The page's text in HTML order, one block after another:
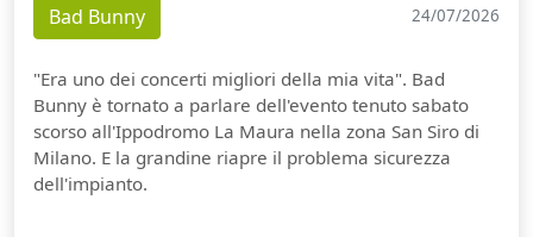
Bad Bunny 24/07/2026
"Era uno dei concerti migliori della mia vita". Bad
Bunny è tornato a parlare dell'evento tenuto sabato
scorso all'Ippodromo La Maura nella zona San Siro di
Milano. E la grandine riapre il problema sicurezza
dell'impianto.